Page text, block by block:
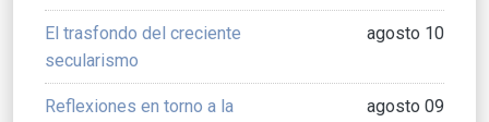
El trasfondo del creciente
secularismo
agosto 10
Reflexiones en torno a la
agosto 09